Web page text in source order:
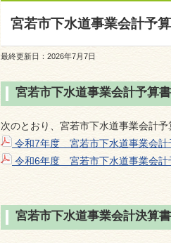
宮若市下水道事業会計予
最終更新日： 2026年7月7日
宮若市下水道事業会計予算書
次のとおり、宮若市下水道事業会計予
令和7年度 宮若市下水道事業会計
令和6年度 宮若市下水道事業会計
宮若市下水道事業会計決算書